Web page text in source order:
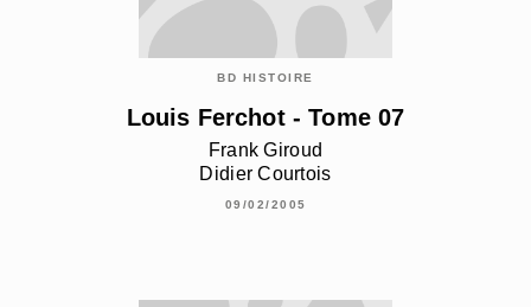
BD HISTOIRE
Louis Ferchot - Tome 07
Frank Giroud
Didier Courtois
09/02/2005